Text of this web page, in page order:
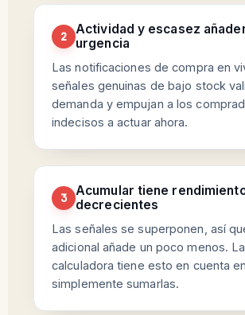
2
Actividad y escasez
urgencia
Las notificaciones de compra en
señales genuinas de bajo stock
demanda y empujan a los
indecisos a actuar ahora.
3
Acumular tiene
decrecientes
Las señales se superponen, así
adicional añade un poco menos. La
calculadora tiene esto en cuenta
simplemente sumarlas.